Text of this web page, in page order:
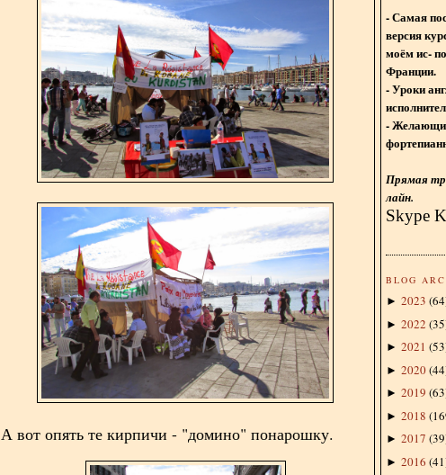
А вот опять те кирпичи - "домино" понарошку.
- Самая
версия
моём ис-
Франции.
- Уроки
-
Прямая
лайн.
Skype
BLOG
► 2023 (64
► 2022 (35
► 2021 (53
► 2020(44
► 2019 (63
► 2018 (
► 2017 (39
► 2016 (41